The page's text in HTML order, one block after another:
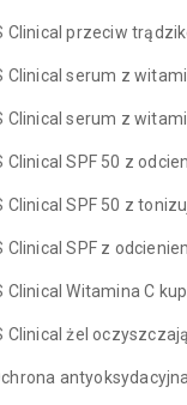
Clinical przeciw
Clinical serum z
Clinical serum z
Clinical SPF 50 z
Clinical SPF 50 z
Clinical SPF z
Clinical Witamina C
Clinical żel
antyoksydacyjna